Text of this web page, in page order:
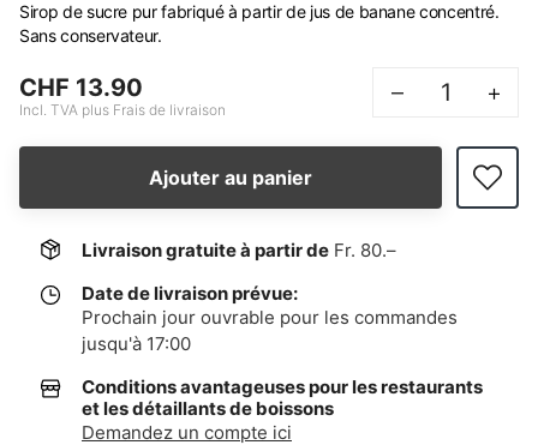
Sirop de sucre pur fabriqué à partir de jus de banane concentré.
Sans conservateur.
CHF 13.90
Incl. TVA plus Frais de livraison
– +
Ajouter au panier
Livraison gratuite à partir de Fr. 80.–
Date de livraison prévue:
Prochain jour ouvrable pour les commandes
jusqu'à 17:00
Conditions avantageuses pour les restaurants
et les détaillants de boissons
Demandez un compte ici